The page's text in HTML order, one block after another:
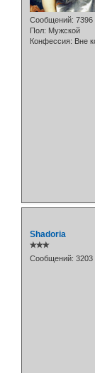
Сообщений: 7396
Пол: Мужской
Конфессия: Вне
Shadoria
✯✯✯
Сообщений: 3203